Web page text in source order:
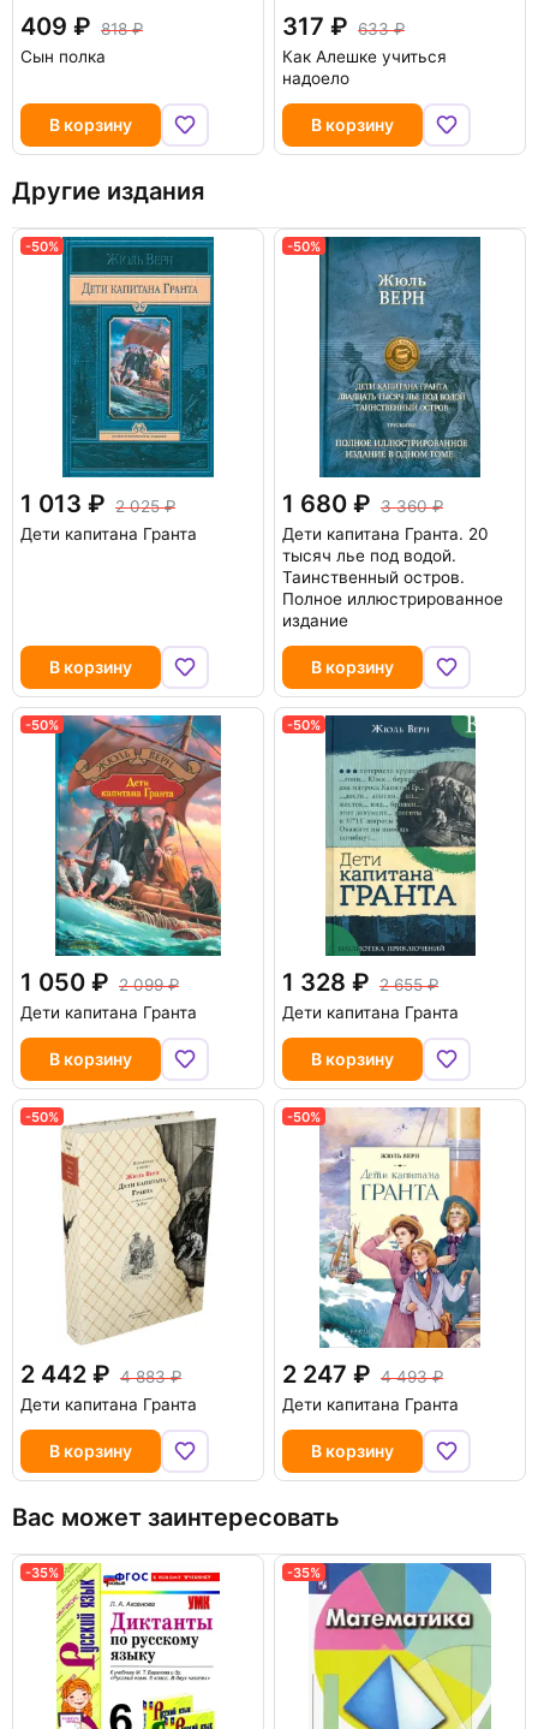
409
818
Сын полка
В корзину
317
633
Как Алешке учиться
надоело
В корзину
Другие издания
-50%
1 013
2 025
Дети капитана Гранта
В корзину
-50%
1 680
3 360
Дети капитана Гранта. 20
тысяч лье под водой.
Таинственный остров.
Полное иллюстрированное
издание
В корзину
-50%
1 050
2 099
Дети капитана Гранта
В корзину
-50%
1 328
2 655
Дети капитана Гранта
В корзину
-50%
2 442
4 883
Дети капитана Гранта
В корзину
-50%
2 247
4 493
Дети капитана Гранта
В корзину
Вас может заинтересовать
-35% -35%